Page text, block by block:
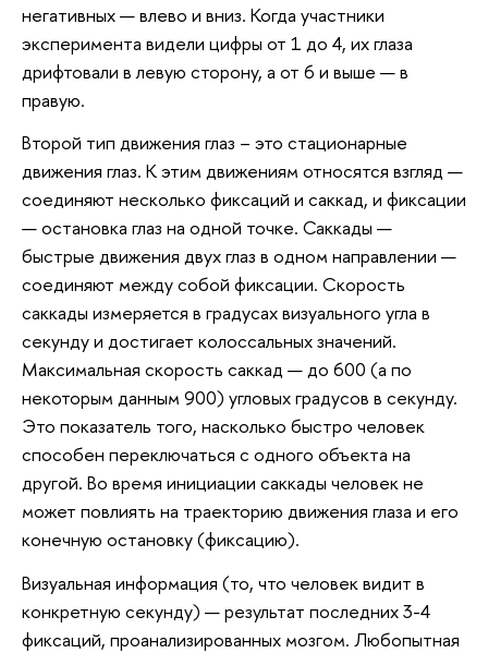
негативных — влево и вниз. Когда участники
эксперимента видели цифры от 1 до 4, их глаза
дрифтовали в левую сторону, а от 6 и выше — в
правую.
Второй тип движения глаз – это стационарные
движения глаз. К этим движениям относятся взгляд —
соединяют несколько фиксаций и саккад, и фиксации
— остановка глаз на одной точке. Саккады —
быстрые движения двух глаз в одном направлении —
соединяют между собой фиксации. Скорость
саккады измеряется в градусах визуального угла в
секунду и достигает колоссальных значений.
Максимальная скорость саккад — до 600 (а по
некоторым данным 900) угловых градусов в секунду.
Это показатель того, насколько быстро человек
способен переключаться с одного объекта на
другой. Во время инициации саккады человек не
может повлиять на траекторию движения глаза и его
конечную остановку (фиксацию).
Визуальная информация (то, что человек видит в
конкретную секунду) — результат последних 3-4
фиксаций, проанализированных мозгом. Любопытная